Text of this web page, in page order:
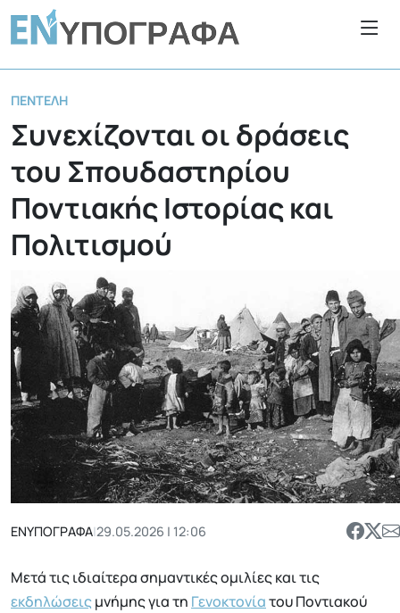
ΠΕΝΤΈΛΗ
Συνεχίζονται οι δράσεις
του Σπουδαστηρίου
Ποντιακής Ιστορίας και
Πολιτισμού
ΕΝΥΠΟΓΡΑΦΑ|29.05.2026 | 12:06
Μετά τις ιδιαίτερα σημαντικές ομιλίες και τις
εκδηλώσειςμνήμης για τη Γενοκτονίατου Ποντιακού